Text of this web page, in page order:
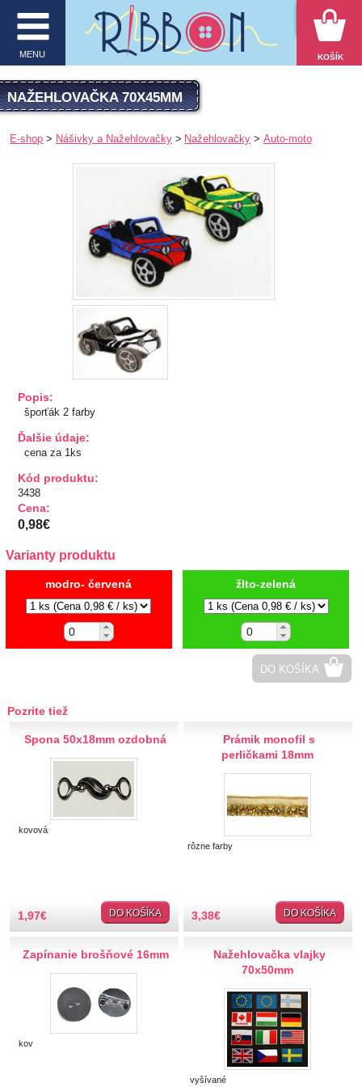
VYHĽADÁVANIE
MENU
O firme
Obchodné podmienky
Ochrana osobných údajov
KATEGÓRIE PRODUKTOV
Bižutérny kútik
Dekorácie
Hobby
Ihly a špendlíky
Krajčírske potreby
Lemovky
Nažehlovačky
Auto-moto
Zvieratá
MENU KOŠÍK
NAŽEHLOVAČKA 70X45MM
E-shop Nášivky a Nažehlovačky Nažehlovačky Auto-moto
Popis:
šporťák 2 farby
Ďalšie údaje:
cena za 1ks
Kód produktu:
3438
Cena:
0,98€
Varianty produktu
modro- červená žlto-zelená
DO KOŠÍKA
Pozrite tiež
Spona 50x18mm ozdobná
kovová
1,97€ DO KOŠÍKA
Prámik monofil s
perličkami 18mm
rôzne farby
3,38€ DO KOŠÍKA
Zapínanie brošňové 16mm
kov
Nažehlovačka vlajky
70x50mm
vyšívané